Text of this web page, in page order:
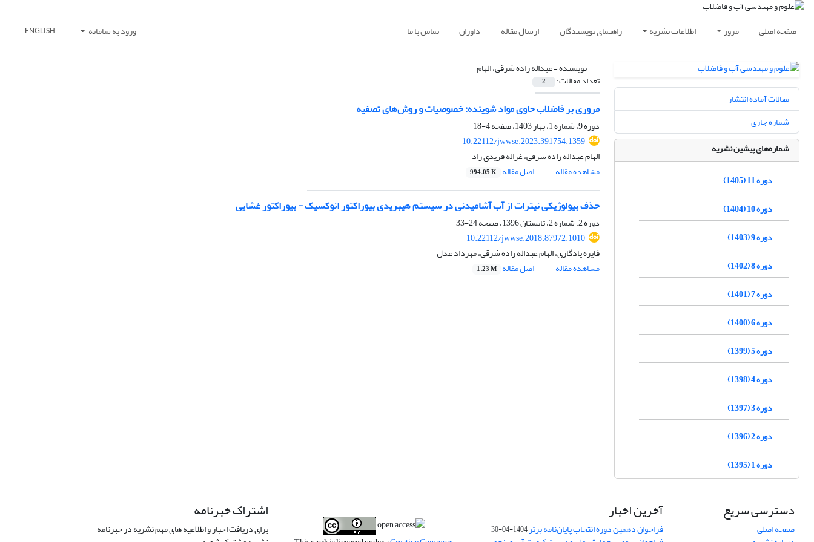
صفحه اصلی مرور اطلاعات نشریه راهنمای نویسندگان ارسال مقاله داوران تماس با ما ورود به سامانه ENGLISH
نویسنده =عبداله زاده شرقی، الهام
تعداد مقالات: 2
مروری بر فاضلاب حاوی مواد شوینده: خصوصیات و روش‌های تصفیه
دوره 9، شماره 1، بهار 1403، صفحه
4-18
10.22112/jwwse.2023.391754.1359
الهام عبداله زاده شرقی، غزاله فریدی زاد
مشاهده مقاله
اصل مقاله 994.05 K
حذف بیولوژیکی نیترات از آب آشامیدنی در سیستم هیبریدی بیوراکتور انوکسیک - بیوراکتور غشایی
دوره 2، شماره 2، تابستان 1396، صفحه
24-33
10.22112/jwwse.2018.87972.1010
فایزه یادگاری، الهام عبداله زاده شرقی، مهرداد عدل
مشاهده مقاله
اصل مقاله 1.23 M
مقالات آماده انتشار
شماره جاری
شماره‌های پیشین نشریه
دوره 11 (1405)
دوره 10 (1404)
دوره 9 (1403)
دوره 8 (1402)
دوره 7 (1401)
دوره 6 (1400)
دوره 5 (1399)
دوره 4 (1398)
دوره 3 (1397)
دوره 2 (1396)
دوره 1 (1395)
دسترسی سریع
صفحه اصلی
آخرین اخبار
فراخوان دهمین دوره انتخاب پایان‌نامه برتر1404-04-30
اشتراک خبرنامه
برای دریافت اخبار و اطلاعیه های مهم نشریه در خبرنامه